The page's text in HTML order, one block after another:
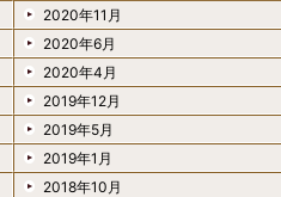
2020年11月
2020年6月
2020年4月
2019年12月
2019年5月
2019年1月
2018年10月